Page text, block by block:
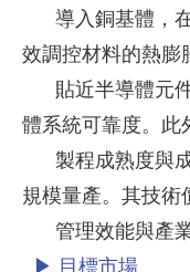
導入銅基體，
效調控材料的熱膨
貼近半導體元
體系統可靠度。此
製程成熟度與成
規模量產。其技術
管理效能與產業
▶ 目標市場